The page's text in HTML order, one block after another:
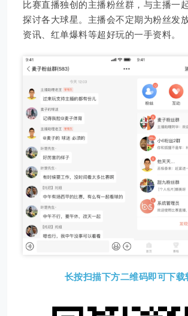
比赛直播独创的主播粉丝群，与主播一
探讨各大球星。主播会不定期为粉丝发
资讯、红单爆料等超好玩的一手资料。
长按扫描下方二维码即可下载